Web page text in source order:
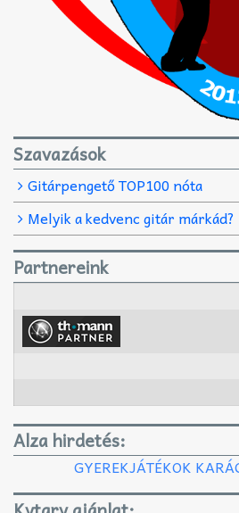
Szavazások
Gitárpengető TOP100 nóta
Melyik a kedvenc gitár márkád?
Partnereink
Alza hirdetés:
GYEREKJÁTÉKOK